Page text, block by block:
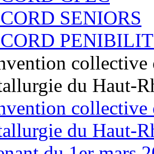
SENIORS
collective
du Haut-
collective
du Haut-